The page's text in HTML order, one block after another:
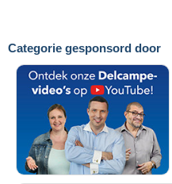
Categorie gesponsord door